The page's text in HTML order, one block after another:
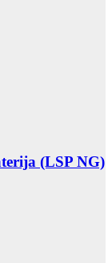
(LSP NG)